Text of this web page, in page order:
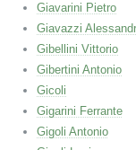
Giavarini Pietro
Giavazzi
Gibellini Vittorio
Gibertini Antonio
Gicoli
Gigarini Ferrante
Gigoli Antonio